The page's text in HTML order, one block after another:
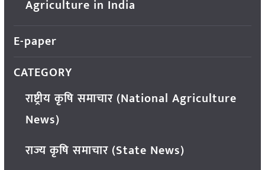
Agriculture in India
E-paper
CATEGORY
राष्ट्रीय कृषि समाचार (National Agriculture
News)
राज्य कृषि समाचार (State News)